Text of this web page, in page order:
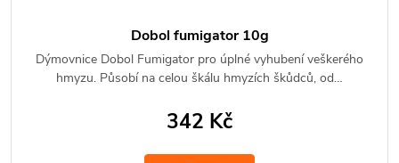
Dobol fumigator 10g
Dýmovnice Dobol Fumigator pro úplné vyhubení veškerého
hmyzu. Působí na celou škálu hmyzích škůdců, od…
342 Kč